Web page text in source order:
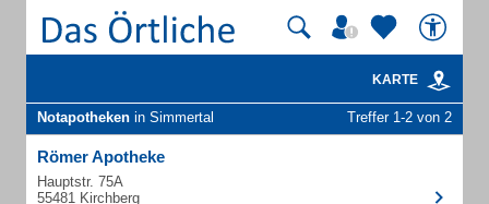
KARTE
Notapotheken in Simmertal Treffer 1-2 von 2
Römer Apotheke
Hauptstr. 75A
55481 Kirchberg